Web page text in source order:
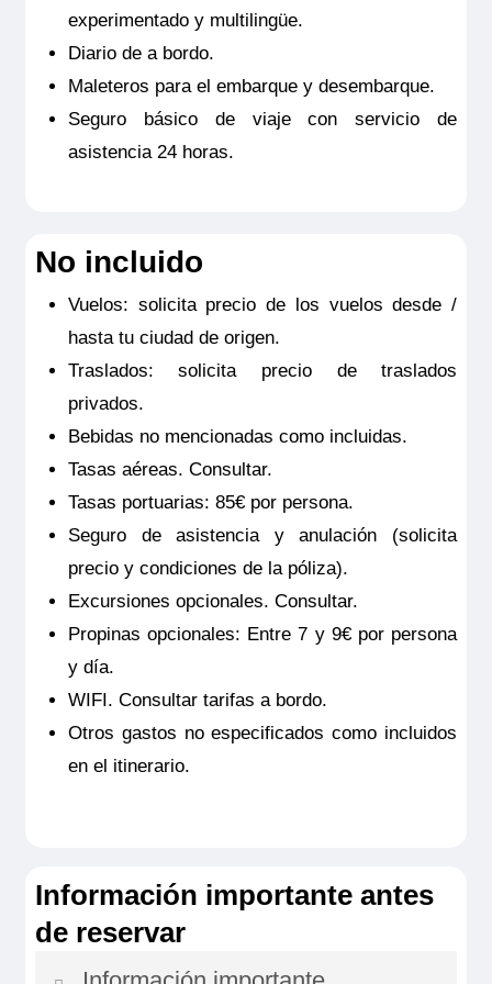
desempeñado un papel crucial en la
historia de Austria. Construido en el siglo
XVII, el palacio sirvió como residencia de
verano para la familia imperial Habsburgo
y fue declarado Patrimonio de la
de Schönbrunn es un ejemplo destacado
palacio cuenta con más de 1,400
habitaciones, y los visitantes pueden
explorar una selección de estas salas,
jardines del palacio, diseñados en estilo
francés e inglés, son igualmente
impresionantes y ofrecen un escenario
encantador para pasear.
Duración aprox.: 3,5 h.
Nivel: 2 (La excursión en autobús es
seguida por un recorrido a pie
moderado. Es posible que deba subir
Los precios indicados para las
excursiones opcionales son
estimados, se publican a mero efecto
experimentado y multilingüe.
Diario de a bordo.
Maleteros para el embarque y desembarque.
Seguro básico de viaje con servicio de
asistencia 24 horas.
No incluido
Vuelos: solicita precio de los vuelos desde /
hasta tu ciudad de origen.
Traslados: solicita precio de traslados
privados.
Bebidas no mencionadas como incluidas.
Tasas aéreas. Consultar.
Tasas portuarias: 85€ por persona.
Seguro de asistencia y anulación (solicita
precio y condiciones de la póliza).
Excursiones opcionales. Consultar.
Propinas opcionales: Entre 7 y 9€ por persona
y día.
WIFI. Consultar tarifas a bordo.
Otros gastos no especificados como incluidos
en el itinerario.
Información importante antes
de reservar